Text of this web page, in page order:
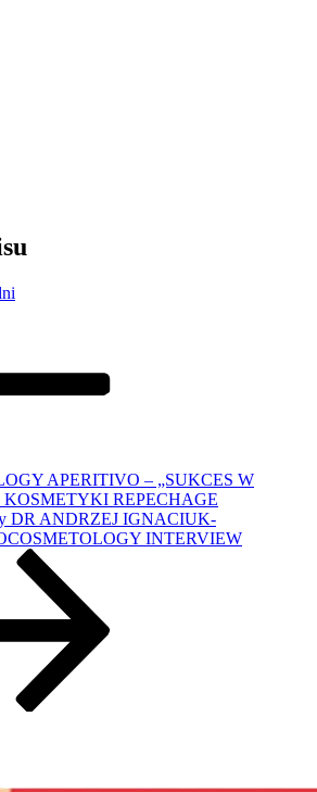
APERITIVO – „SUKCES W
REPECHAGE
DR ANDRZEJ IGNACIUK-
INTERVIEW